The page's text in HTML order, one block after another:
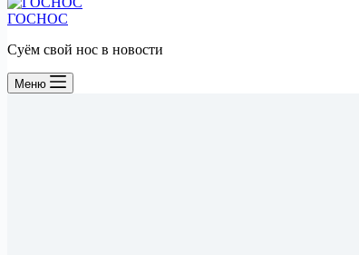
ГОСНОС
Суём свой нос в новости
Меню